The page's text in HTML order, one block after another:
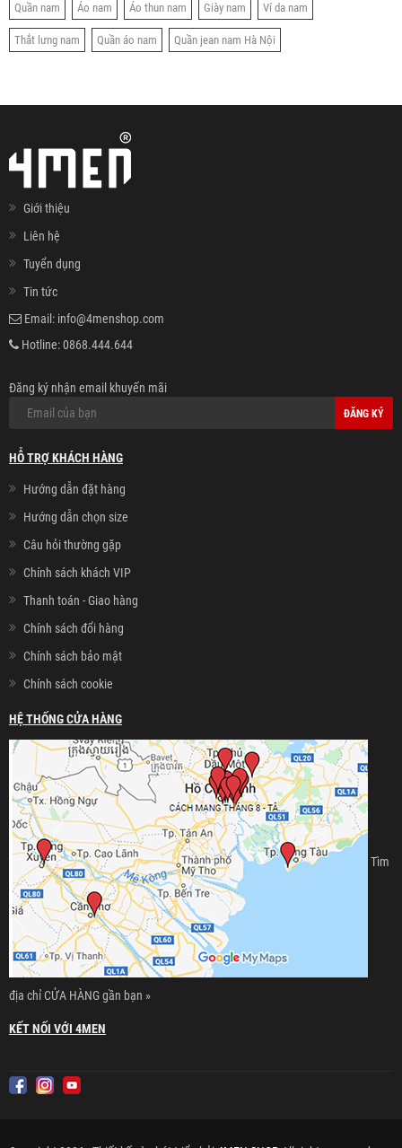
Quần nam Áo nam Áo thun nam Giày nam Ví da nam
Thắt lưng nam Quần áo nam Quần jean nam Hà Nội
Giới thiệu
Liên hệ
Tuyển dụng
Tin tức
Email: info@4menshop.com
Hotline:0868.444.644
Đăng ký nhận email khuyến mãi
ĐĂNG KÝ
HỖ TRỢ KHÁCH HÀNG
Hướng dẫn đặt hàng
Hướng dẫn chọn size
Câu hỏi thường gặp
Chính sách khách VIP
Thanh toán - Giao hàng
Chính sách đổi hàng
Chính sách bảo mật
Chính sách cookie
HỆ THỐNG CỬA HÀNG
Tìm
địa chỉ CỬA HÀNG gần bạn »
KẾT NỐI VỚI 4MEN